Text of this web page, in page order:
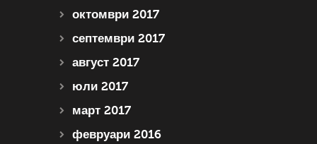
октомври 2017
септември 2017
август 2017
юли 2017
март 2017
февруари 2016